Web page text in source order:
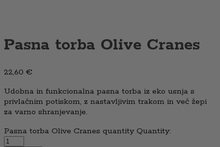
Pasna torba Olive Cranes
22,60 €
Udobna in funkcionalna pasna torba iz eko usnja s
privlačnim potiskom, z nastavljivim trakom in več žepi
za varno shranjevanje.
Pasna torba Olive Cranes quantity Quantity: